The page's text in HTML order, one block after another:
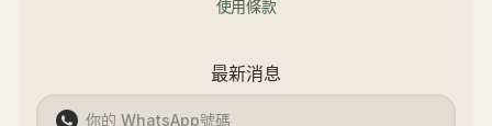
使用條款
最新消息